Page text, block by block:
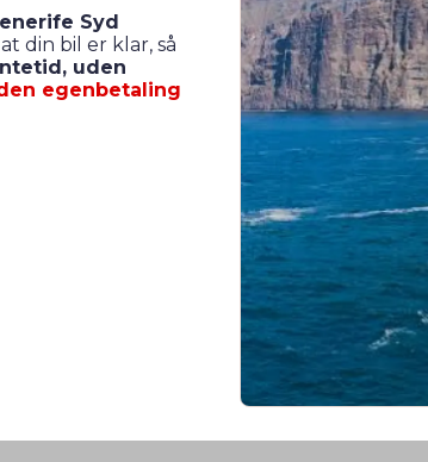
Syd
din bil er klar, så
uden
egenbetaling